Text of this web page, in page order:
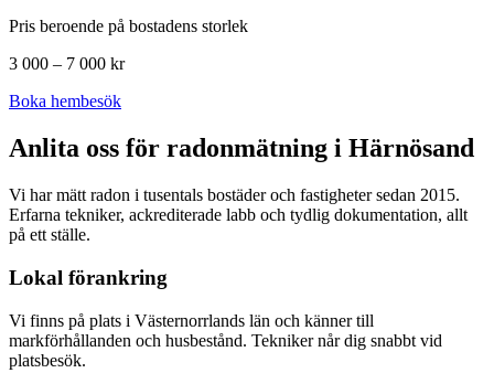
Pris beroende på bostadens storlek
3 000 – 7 000 kr
Boka hembesök
Anlita oss för radonmätning i Härnösand
Vi har mätt radon i tusentals bostäder och fastigheter sedan 2015.
Erfarna tekniker, ackrediterade labb och tydlig dokumentation, allt
på ett ställe.
Lokal förankring
Vi finns på plats i Västernorrlands län och känner till
markförhållanden och husbestånd. Tekniker når dig snabbt vid
platsbesök.